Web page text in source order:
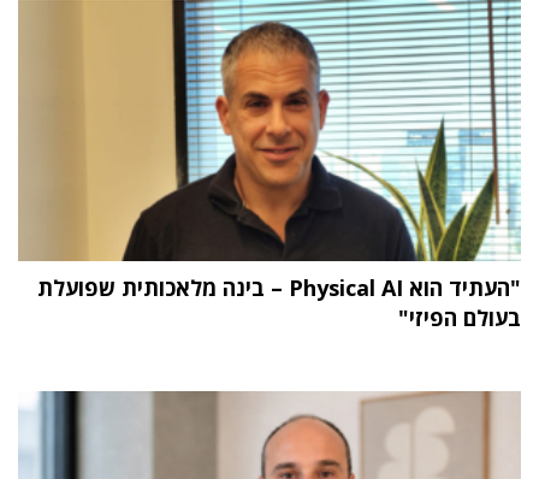
"העתיד הוא Physical AI – בינה מלאכותית שפועלת
בעולם הפיזי"